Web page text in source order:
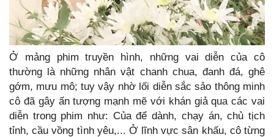
Ở mảng phim truyền hình, những vai diễn của cô
thường là những nhân vật chanh chua, đanh đá, ghê
gớm, mưu mô; tuy vậy nhờ lối diễn sắc sảo thông minh
cô đã gây ấn tượng mạnh mẽ với khán giả qua các vai
diễn trong phim như: Của để dành, chạy án, chủ tịch
tỉnh, cầu vồng tình yêu,... Ở lĩnh vực sân khấu, cô từng